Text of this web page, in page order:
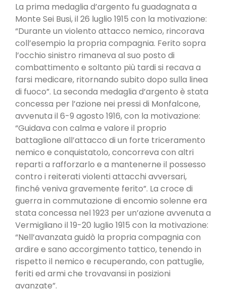
La prima medaglia d’argento fu guadagnata a
Monte Sei Busi, il 26 luglio 1915 con la motivazione:
“Durante un violento attacco nemico, rincorava
coll’esempio la propria compagnia. Ferito sopra
l’occhio sinistro rimaneva al suo posto di
combattimento e soltanto più tardi si recava a
farsi medicare, ritornando subito dopo sulla linea
di fuoco”. La seconda medaglia d’argento è stata
concessa per l’azione nei pressi di Monfalcone,
avvenuta il 6-9 agosto 1916, con la motivazione:
“Guidava con calma e valore il proprio
battaglione all’attacco di un forte triceramento
nemico e conquistatolo, concorreva con altri
reparti a rafforzarlo e a mantenerne il possesso
contro i reiterati violenti attacchi avversari,
finché veniva gravemente ferito”. La croce di
guerra in commutazione di encomio solenne era
stata concessa nel 1923 per un’azione avvenuta a
Vermigliano il 19-20 luglio 1915 con la motivazione:
“Nell’avanzata guidò la propria compagnia con
ardire e sano accorgimento tattico, tenendo in
rispetto il nemico e recuperando, con pattuglie,
feriti ed armi che trovavansi in posizioni
avanzate”.